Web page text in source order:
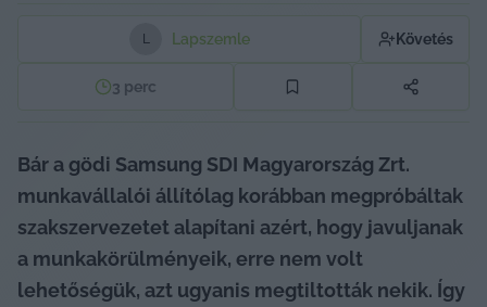
L Lapszemle Követés
3 perc
Bár a gödi Samsung SDI Magyarország Zrt.
munkavállalói állítólag korábban megpróbáltak
szakszervezetet alapítani azért, hogy javuljanak
a munkakörülményeik, erre nem volt
lehetőségük, azt ugyanis megtiltották nekik. Így